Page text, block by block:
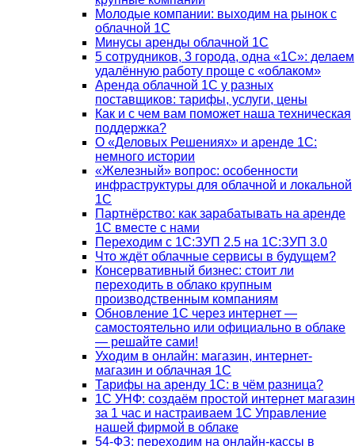
Молодые компании: выходим на рынок с
облачной 1С
Минусы аренды облачной 1С
5 сотрудников, 3 города, одна «1С»: делаем
удалённую работу проще с «облаком»
Аренда облачной 1С у разных
поставщиков: тарифы, услуги, цены
Как и с чем вам поможет наша техническая
поддержка?
О «Деловых Решениях» и аренде 1С:
немного истории
«Железный» вопрос: особенности
инфраструктуры для облачной и локальной
1С
Партнёрство: как зарабатывать на аренде
1С вместе с нами
Переходим с 1С:ЗУП 2.5 на 1С:ЗУП 3.0
Что ждёт облачные сервисы в будущем?
Консервативный бизнес: стоит ли
переходить в облако крупным
производственным компаниям
Обновление 1С через интернет —
самостоятельно или официально в облаке
— решайте сами!
Уходим в онлайн: магазин, интернет-
магазин и облачная 1С
Тарифы на аренду 1С: в чём разница?
1С УНФ: создаём простой интернет магазин
за 1 час и настраиваем 1С Управление
нашей фирмой в облаке
54-ФЗ: переходим на онлайн-кассы в